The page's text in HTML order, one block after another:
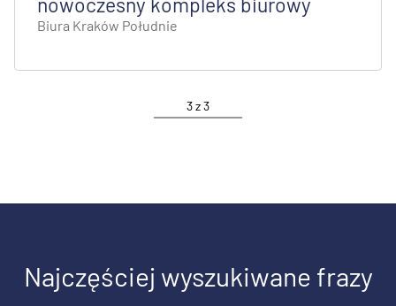
Biura Kraków Południe
3z3
Najczęściej wyszukiwane frazy